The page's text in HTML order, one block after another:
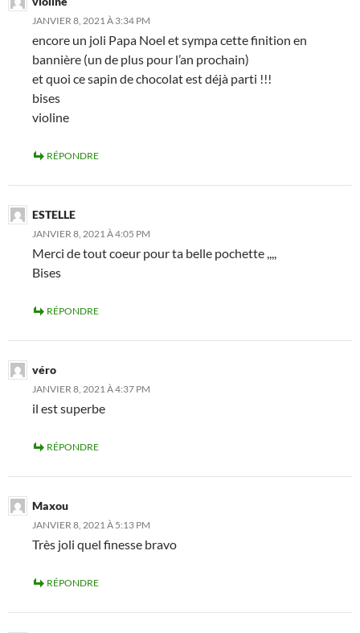
JANVIER 8, 2021 À 3:34 PM
encore un joli Papa Noel et sympa cette finition en
bannière (un de plus pour l’an prochain)
et quoi ce sapin de chocolat est déjà parti !!!
bises
violine
RÉPONDRE
ESTELLE
JANVIER 8, 2021 À 4:05 PM
Merci de tout coeur pour ta belle pochette ,,,,
Bises
RÉPONDRE
véro
JANVIER 8, 2021 À 4:37 PM
il est superbe
RÉPONDRE
Maxou
JANVIER 8, 2021 À 5:13 PM
Très joli quel finesse bravo
RÉPONDRE